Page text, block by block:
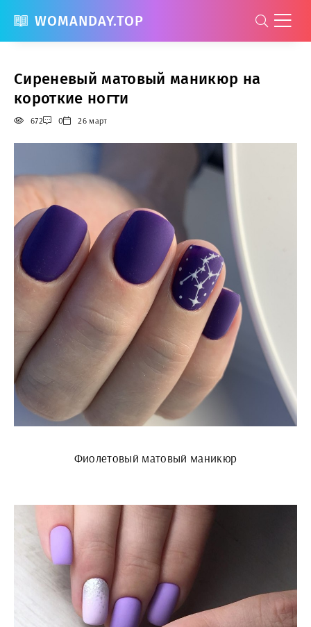
WOMANDAY.TOP
Сиреневый матовый маникюр на
короткие ногти
672 0 26 март
Фиолетовый матовый маникюр